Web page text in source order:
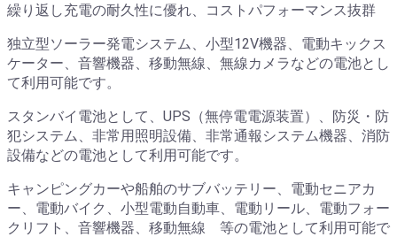
繰り返し充電の耐久性に優れ、コストパフォーマンス抜群
独立型ソーラー発電システム、小型12V機器、電動キックス
ケーター、音響機器、移動無線、無線カメラなどの電池とし
て利用可能です。
スタンバイ電池として、UPS（無停電電源装置）、防災・防
犯システム、非常用照明設備、非常通報システム機器、消防
設備などの電池として利用可能です。
キャンピングカーや船舶のサブバッテリー、電動セニアカ
ー、電動バイク、小型電動自動車、電動リール、電動フォー
クリフト、音響機器、移動無線 等の電池として利用可能で